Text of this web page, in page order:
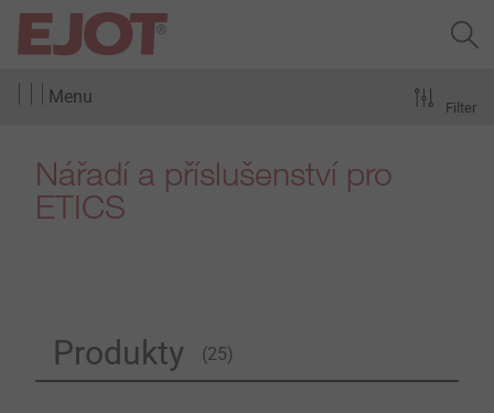
Menu
Nářadí a příslušenství pro
ETICS
Produkty (25)
Filter